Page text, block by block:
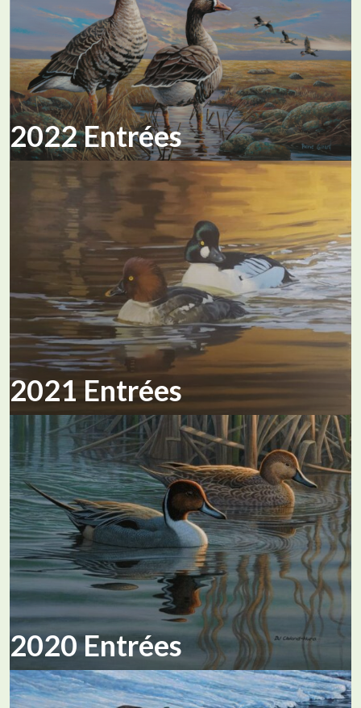
2022 Entrées
2021 Entrées
2020 Entrées